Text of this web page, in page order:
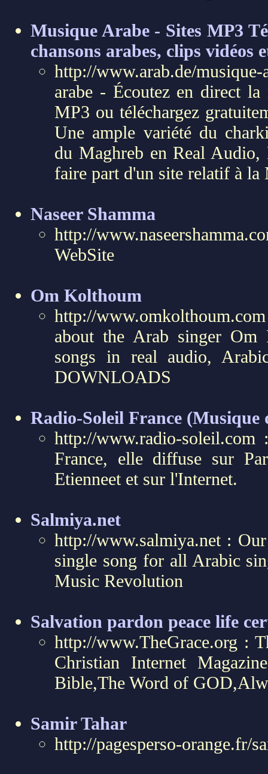
Musique Arabe - Sites MP3
chansons arabes, clips vidéos
http://www.arab.de/
arabe - Écoutez en direct la
MP3 ou téléchargez
Une ample variété du
du Maghreb en Real
faire part d'un site relatif à
Naseer Shamma
http://
WebSite
Om Kolthoum
http://
about the Arab singer
songs in real audio,
DOWNLOADS
Radio-Soleil France (Musique
http://www.radio-
France, elle diffuse sur
Etienneet et sur l'Internet.
Salmiya.net
http://www.salmiya.net :
single song for all Arabic
Music Revolution
Salvation pardon peace life
http://www.TheGrace.org :
Christian Internet
Bible,The Word of
Samir Tahar
http://pagesperso-orange.fr/